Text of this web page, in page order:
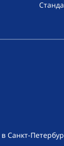
Санкт-